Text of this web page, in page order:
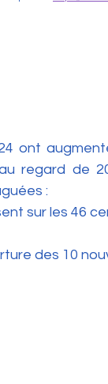
ont
regard de
:
sur les 46
des 10